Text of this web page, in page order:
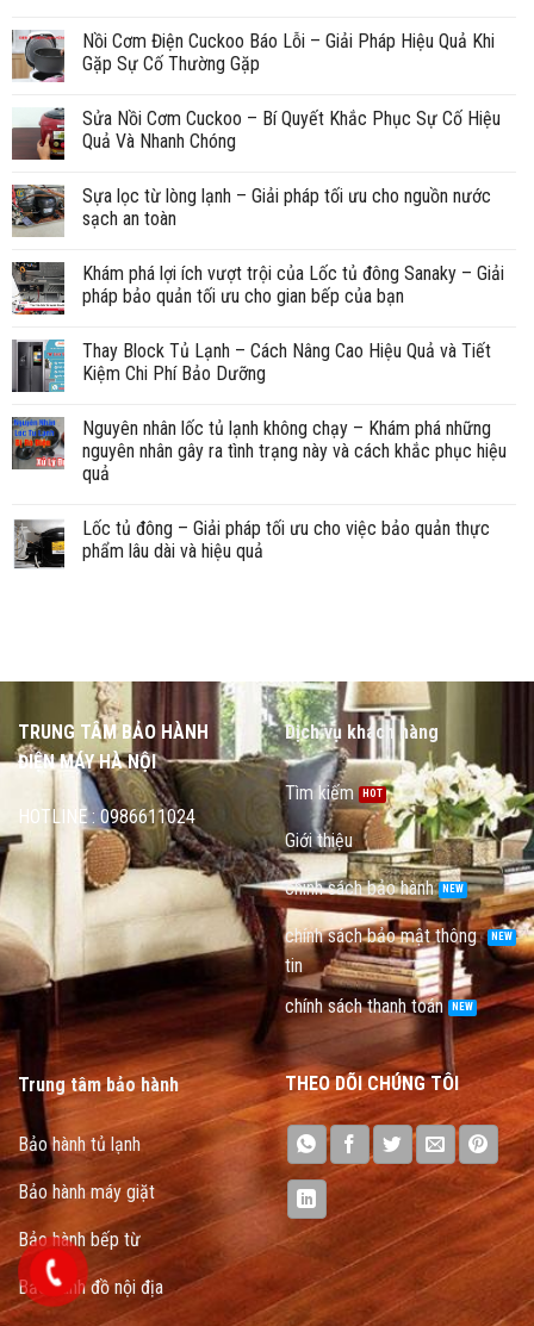
Nồi Cơm Điện Cuckoo Báo Lỗi – Giải Pháp Hiệu Quả Khi
Gặp Sự Cố Thường Gặp
Sửa Nồi Cơm Cuckoo – Bí Quyết Khắc Phục Sự Cố Hiệu
Quả Và Nhanh Chóng
Sựa lọc từ lòng lạnh – Giải pháp tối ưu cho nguồn nước
sạch an toàn
Khám phá lợi ích vượt trội của Lốc tủ đông Sanaky – Giải
pháp bảo quản tối ưu cho gian bếp của bạn
Thay Block Tủ Lạnh – Cách Nâng Cao Hiệu Quả và Tiết
Kiệm Chi Phí Bảo Dưỡng
Nguyên nhân lốc tủ lạnh không chạy – Khám phá những
nguyên nhân gây ra tình trạng này và cách khắc phục hiệu
quả
Lốc tủ đông – Giải pháp tối ưu cho việc bảo quản thực
phẩm lâu dài và hiệu quả
TRUNG TÂM BẢO HÀNH
ĐIỆN MÁY HÀ NỘI
HOTLINE : 0986611024
Dịch vụ khách hàng
Tìm kiếm
Giới thiệu
chính sách bảo hành
chính sách bảo mật thông
tin
chính sách thanh toán
Trung tâm bảo hành
Bảo hành tủ lạnh
Bảo hành máy giặt
Bảo hành bếp từ
Bảo hành đồ nội địa
THEO DÕI CHÚNG TÔI